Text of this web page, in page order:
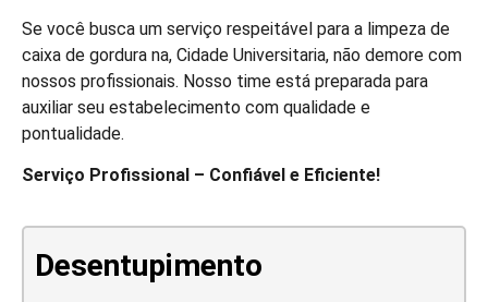
Se você busca um serviço respeitável para a limpeza de
caixa de gordura na, Cidade Universitaria, não demore com
nossos profissionais. Nosso time está preparada para
auxiliar seu estabelecimento com qualidade e
pontualidade.
Serviço Profissional – Confiável e Eficiente!
Desentupimento